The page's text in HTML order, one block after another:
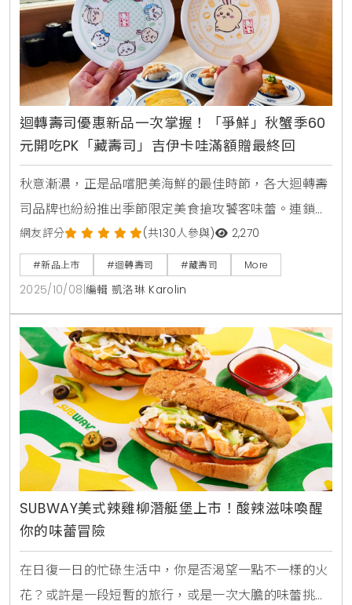
迴轉壽司優惠新品一次掌握！「爭鮮」秋蟹季60
元開吃PK「藏壽司」吉伊卡哇滿額贈最終回
秋意漸濃，正是品嚐肥美海鮮的最佳時節，各大迴轉壽
司品牌也紛紛推出季節限定美食搶攻饕客味蕾。連鎖壽
司龍頭「爭鮮餐飲集團」與「藏壽司」不約而同在此刻
掀起一場秋季餐桌革命。「爭鮮」以「鮮蟹盛宴」為主
題，主打來自北大西洋的麵包蟹，推出14款創意蟹料理
與會員專屬優惠 。「藏壽司」則端出與超人氣IP「吉伊
卡哇」聯名的最終回滿額贈活動，並首次開賣「海苔章
魚燒」等6款話題新品，讓消費者在享受美食的同時，
也能擁有滿
網友評分 (共130人參與) 2,270
#新品上市 #迴轉壽司 #藏壽司 More
2025/10/08 編輯 凱洛琳 Karolin
SUBWAY美式辣雞柳潛艇堡上市！酸辣滋味喚醒
你的味蕾冒險
在日復一日的忙碌生活中，你是否渴望一點不一樣的火
花？或許是一段短暫的旅行，或是一次大膽的味蕾挑